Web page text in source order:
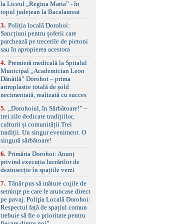
panoramică, geamuri
spate fumurii Carlig de
remorcare Bonus: -
Covorașe textile montate
pe mașină. -Ofer și un
set de covorașe din
împreună cu un set de
anvelope de iarnă.
la Liceul „Regina Maria” - în
topul județean la Bacalaureat
3. Poliția locală Dorohoi:
Sancțiuni pentru șoferii care
parchează pe trecerile de pietoni
sau în apropierea acestora
4. Premieră medicală la Spitalul
Municipal „Academician Leon
Dănăilă” Dorohoi – prima
artroplastie totală de șold
necimentată, realizată cu succes
5.
„Dorohoiul, în Sărbătoare!” –
trei zile dedicate tradițiilor,
culturii și comunității Trei
tradiții. Un singur eveniment. O
singură sărbătoare!
6. Primăria Dorohoi: Anunț
privind execuția lucrărilor de
dezinsecție în spațiile verzi
7. Tânăr pus să măture cojile de
seminţe pe care le aruncase direct
pe pavaj. Poliţia Locală Dorohoi:
Respectul față de spațiul comun
trebuie să fie o prioritate pentru